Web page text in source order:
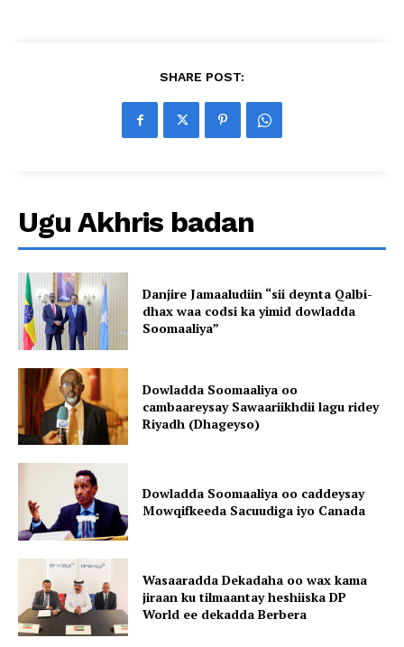
SHARE POST:
Ugu Akhris badan
Danjire Jamaaludiin “sii deynta Qalbi-
dhax waa codsi ka yimid dowladda
Soomaaliya”
Dowladda Soomaaliya oo
cambaareysay Sawaariikhdii lagu ridey
Riyadh (Dhageyso)
Dowladda Soomaaliya oo caddeysay
Mowqifkeeda Sacuudiga iyo Canada
Wasaaradda Dekadaha oo wax kama
jiraan ku tilmaantay heshiiska DP
World ee dekadda Berbera